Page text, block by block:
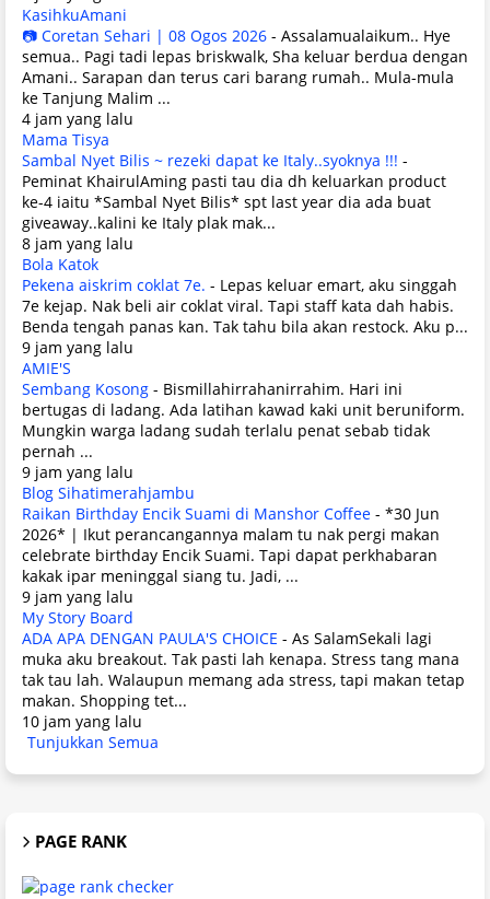
KasihkuAmani
📷 Coretan Sehari | 08 Ogos 2026 - Assalamualaikum.. Hye
semua.. Pagi tadi lepas briskwalk, Sha keluar berdua dengan
Amani.. Sarapan dan terus cari barang rumah.. Mula-mula
ke Tanjung Malim ...
4 jam yang lalu
Mama Tisya
Sambal Nyet Bilis ~ rezeki dapat ke Italy..syoknya !!! -
Peminat KhairulAming pasti tau dia dh keluarkan product
ke-4 iaitu *Sambal Nyet Bilis* spt last year dia ada buat
giveaway..kalini ke Italy plak mak...
8 jam yang lalu
Bola Katok
Pekena aiskrim coklat 7e. - Lepas keluar emart, aku singgah
7e kejap. Nak beli air coklat viral. Tapi staff kata dah habis.
Benda tengah panas kan. Tak tahu bila akan restock. Aku p...
9 jam yang lalu
AMIE'S
Sembang Kosong - Bismillahirrahanirrahim. Hari ini
bertugas di ladang. Ada latihan kawad kaki unit beruniform.
Mungkin warga ladang sudah terlalu penat sebab tidak
pernah ...
9 jam yang lalu
Blog Sihatimerahjambu
Raikan Birthday Encik Suami di Manshor Coffee - *30 Jun
2026* | Ikut perancangannya malam tu nak pergi makan
celebrate birthday Encik Suami. Tapi dapat perkhabaran
kakak ipar meninggal siang tu. Jadi, ...
9 jam yang lalu
My Story Board
ADA APA DENGAN PAULA'S CHOICE - As SalamSekali lagi
muka aku breakout. Tak pasti lah kenapa. Stress tang mana
tak tau lah. Walaupun memang ada stress, tapi makan tetap
makan. Shopping tet...
10 jam yang lalu
Tunjukkan Semua
PAGE RANK